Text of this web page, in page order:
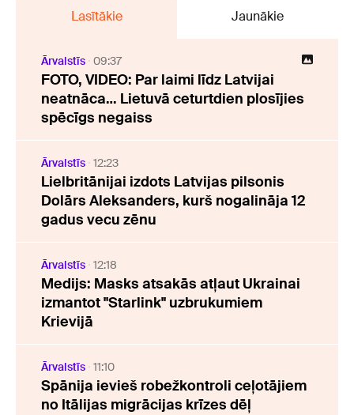
Lasītākie Jaunākie
Ārvalstīs 09:37
FOTO, VIDEO: Par laimi līdz Latvijai
neatnāca… Lietuvā ceturtdien plosījies
spēcīgs negaiss
Ārvalstīs 12:23
Lielbritānijai izdots Latvijas pilsonis
Dolārs Aleksanders, kurš nogalināja 12
gadus vecu zēnu
Ārvalstīs 12:18
Medijs: Masks atsakās atļaut Ukrainai
izmantot "Starlink" uzbrukumiem
Krievijā
Ārvalstīs 11:10
Spānija ievieš robežkontroli ceļotājiem
no Itālijas migrācijas krīzes dēļ